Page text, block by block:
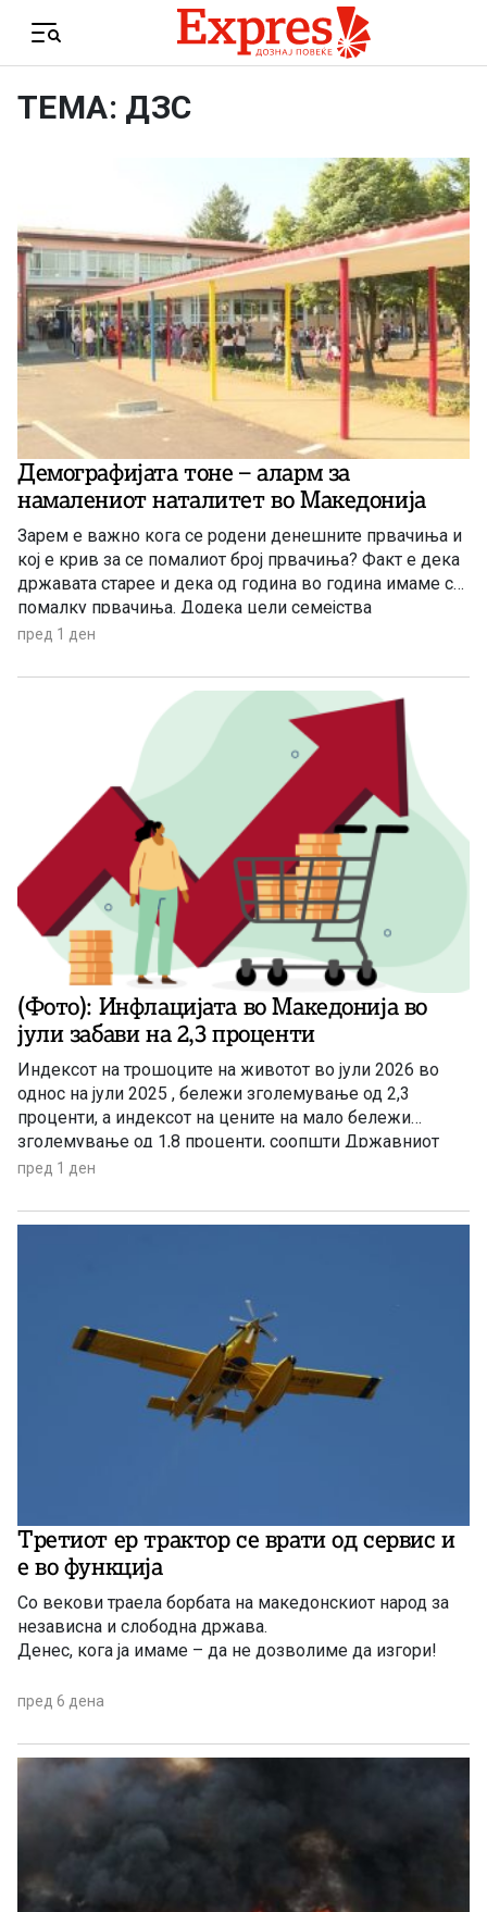
Menu
ТЕМА: ДЗС
Демографијата тоне – аларм за
намалениот наталитет во Македонија
Зарем е важно кога се родени денешните првачиња и
кој е крив за се помалиот број првачиња? Факт е дека
државата старее и дека од година во година имаме се
помалку првачиња. Додека цели семејства
заминуваат од државата, политичарите си наоѓаат нова
итни мерки за да се спречи одливот на млади.
пред 1 ден
(Фото): Инфлацијата во Македонија во
јули забави на 2,3 проценти
Индексот на трошоците на животот во јули 2026 во
однос на јули 2025 , бележи зголемување од 2,3
проценти, а индексот на цените на мало бележи
зголемување од 1,8 проценти, соопшти Државниот
завод за статистика. Станува збор за благо забавување
годишната стапка на инфлација изнесуваше 3,4
пред 1 ден
Третиот ер трактор се врати од сервис и
е во функција
Со векови траела борбата на македонскиот народ за
независна и слободна држава.
Денес, кога ја имаме – да не дозволиме да изгори!
пред 6 дена